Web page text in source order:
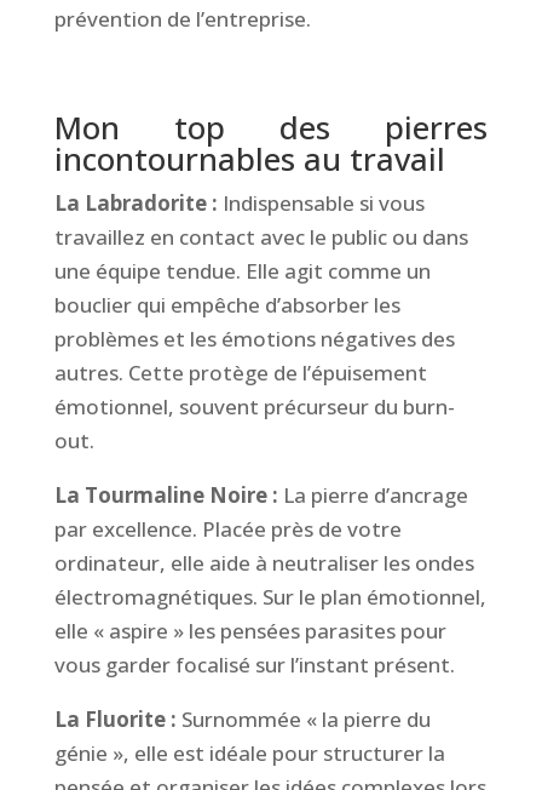
prévention de l’entreprise.
Mon top des pierres
incontournables au travail
La Labradorite : Indispensable si vous
travaillez en contact avec le public ou dans
une équipe tendue. Elle agit comme un
bouclier qui empêche d’absorber les
problèmes et les émotions négatives des
autres. Cette protège de l’épuisement
émotionnel, souvent précurseur du burn-
out.
La Tourmaline Noire : La pierre d’ancrage
par excellence. Placée près de votre
ordinateur, elle aide à neutraliser les ondes
électromagnétiques. Sur le plan émotionnel,
elle « aspire » les pensées parasites pour
vous garder focalisé sur l’instant présent.
La Fluorite : Surnommée « la pierre du
génie », elle est idéale pour structurer la